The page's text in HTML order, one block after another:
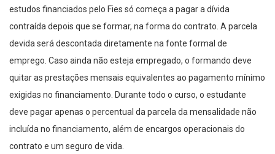
estudos financiados pelo Fies só começa a pagar a dívida
contraída depois que se formar, na forma do contrato. A parcela
devida será descontada diretamente na fonte formal de
emprego. Caso ainda não esteja empregado, o formando deve
quitar as prestações mensais equivalentes ao pagamento mínimo
exigidas no financiamento. Durante todo o curso, o estudante
deve pagar apenas o percentual da parcela da mensalidade não
incluída no financiamento, além de encargos operacionais do
contrato e um seguro de vida.